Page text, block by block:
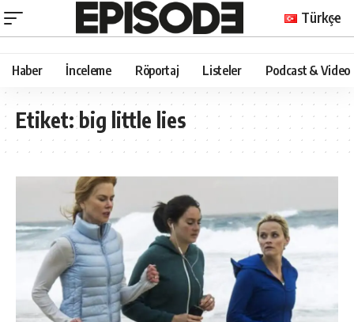
Türkçe
Haber İnceleme Röportaj Listeler Podcast & Video
Etiket:big little lies